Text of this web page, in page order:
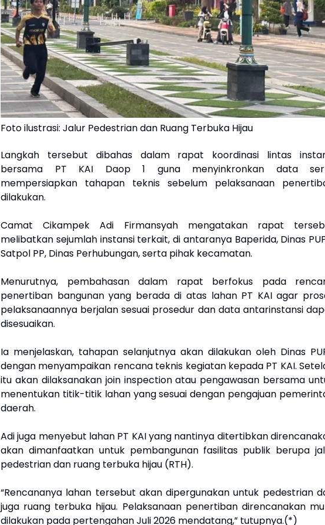
Foto ilustrasi: Jalur Pedestrian dan Ruang Terbuka Hijau
Langkah tersebut dibahas dalam rapat koordinasi lintas
bersama PT KAI Daop 1 guna menyinkronkan data
mempersiapkan tahapan teknis sebelum pelaksanaan
dilakukan.
Camat Cikampek Adi Firmansyah mengatakan rapat
melibatkan sejumlah instansi terkait, di antaranya Baperida, Dinas
Satpol PP, Dinas Perhubungan, serta pihak kecamatan.
Menurutnya, pembahasan dalam rapat berfokus pada
penertiban bangunan yang berada di atas lahan PT KAI agar
pelaksanaannya berjalan sesuai prosedur dan data antarinstansi
disesuaikan.
Ia menjelaskan, tahapan selanjutnya akan dilakukan oleh Dinas
dengan menyampaikan rencana teknis kegiatan kepada PT KAI.
itu akan dilaksanakan join inspection atau pengawasan bersama
menentukan titik-titik lahan yang sesuai dengan pengajuan
daerah.
Adi juga menyebut lahan PT KAI yang nantinya ditertibkan
akan dimanfaatkan untuk pembangunan fasilitas publik berupa
pedestrian dan ruang terbuka hijau (RTH).
“Rencananya lahan tersebut akan dipergunakan untuk pedestrian
juga ruang terbuka hijau. Pelaksanaan penertiban direncanakan
dilakukan pada pertengahan Juli 2026 mendatang,” tutupnya.(*)